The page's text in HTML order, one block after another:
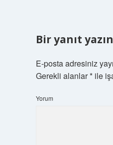
Bir yanıt yazın
E-posta adresiniz
Gerekli alanlar*ile
Yorum